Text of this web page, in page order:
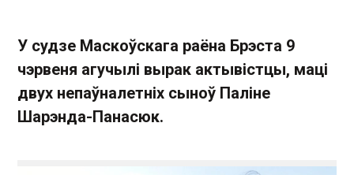
У судзе Маскоўскага раёна Брэста 9
чэрвеня агучылі вырак актывістцы, маці
двух непаўналетніх сыноў Паліне
Шарэнда-Панасюк.